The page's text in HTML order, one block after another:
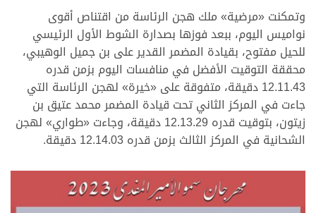
وتمكنت «مرضية» ملك هجن الرئاسة من اقتناص أقوى
نواميس اليوم، ببعد فوزها بصدارة الشوط الأول الرئيسي
للحيل مفتوح، بقيادة المضمر القدير على بن جميل الوهيبي،
محققة التوقيت الأفضل في منافسات اليوم بزمن قدره
12.11.43 دقيقة، متفوقة على «خيرة» لهجن الرئاسة التي
جاءت في المركز الثاني تحت قيادة المضمر محمد عتيق بن
زيتون، بتوقيت قدره 12.13.29 دقيقة، وجاءت «طواري» لهجن
الشحانية في المركز الثالث بزمن قدره 12.14.03 دقيقة.